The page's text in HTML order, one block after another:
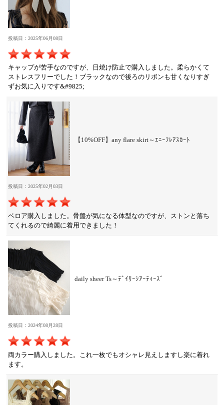
投稿日：2025年06月08日
キャップが苦手なのですが、日焼け防止で購入しました。柔らかくて
ストレスフリーでした！ブラックなので後ろのリボンも甘くなりすぎ
ずお気に入りです&#9825;
【10%OFF】any flare skirt～ｴﾆｰﾌﾚｱｽｶｰﾄ
投稿日：2025年02月03日
ベロア購入しました。骨盤が気になる体型なのですが、ストンと落ち
てくれるので綺麗に着用できました！
daily sheer Ts～ﾃﾞｲﾘｰｼｱｰﾃｨｰｽﾞ
投稿日：2024年08月28日
両カラー購入しました。これ一枚でもオシャレ見えしますし楽に着れ
ます。